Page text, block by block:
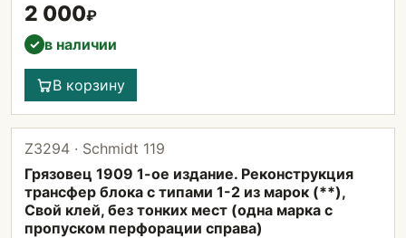
2 000₽
✓ в наличии
В корзину
Z3294 · Schmidt 119
Грязовец 1909 1-ое издание. Реконструкция
трансфер блока с типами 1-2 из марок (**),
Свой клей, без тонких мест (одна марка с
пропуском перфорации справа)